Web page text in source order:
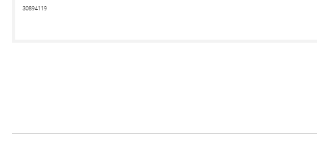
30894119